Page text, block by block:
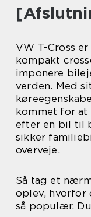
VW T-Cross
kompakt
imponere
verden. Med
kommet for at
efter en bil til
sikker
overveje.
Så tag et
oplev, hvorfor
så populær.